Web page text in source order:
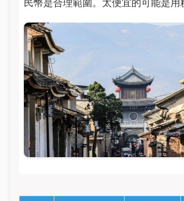
民幣是合理範圍。太便宜的可能是用